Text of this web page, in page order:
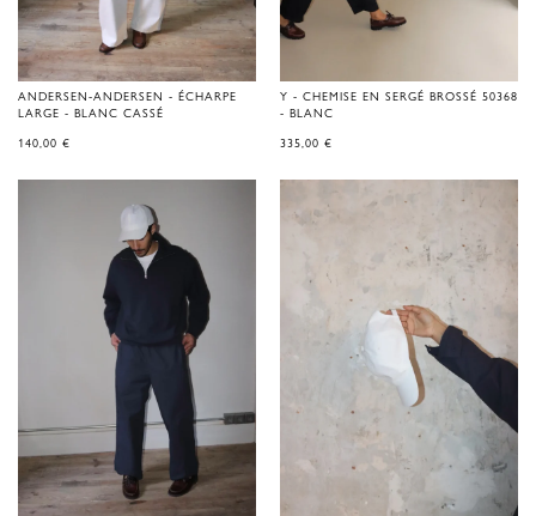
ANDERSEN-ANDERSEN - ÉCHARPE
LARGE - BLANC CASSÉ
140,00 €
Y - CHEMISE EN SERGÉ BROSSÉ 50368
- BLANC
335,00 €